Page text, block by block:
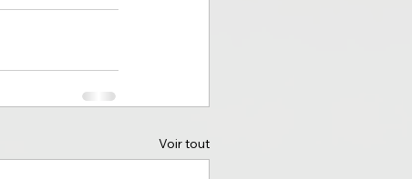
Voir tout